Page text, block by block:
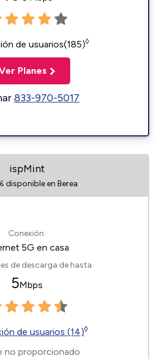
de usuarios(185)◊
Planes
833-970-5017
ispMint
disponible en Berea
Conexión:
5G en casa
de descarga de hasta
5Mbps
de usuarios (14)◊
no proporcionado